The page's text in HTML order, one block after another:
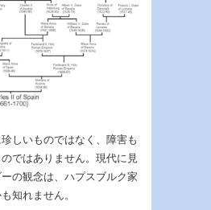
しいものではなく、障害も
ではありません。現代に見
の観念は、ハプスブルク家
知れません。